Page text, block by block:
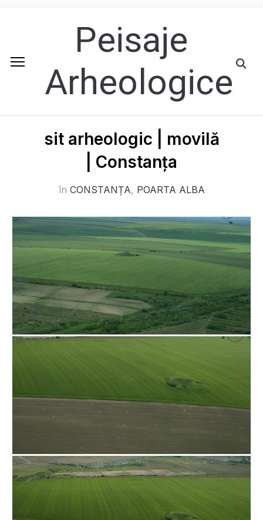
Peisaje
Arheologice
sit arheologic | movilă
| Constanța
în CONSTANȚA, POARTA ALBA